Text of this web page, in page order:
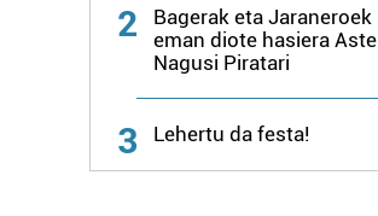
2
Bagerak eta Jaraneroek
eman diote hasiera Aste
Nagusi Piratari
3 Lehertu da festa!